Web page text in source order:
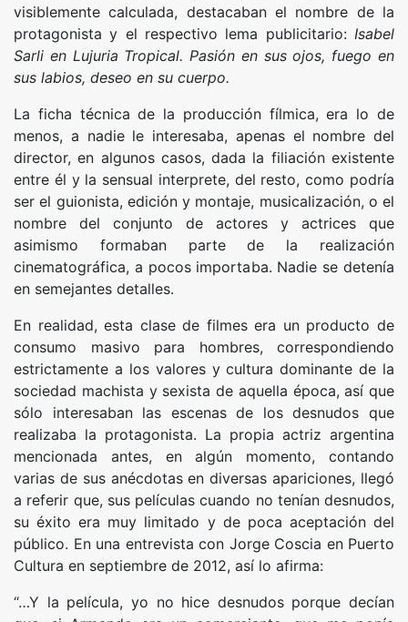
visiblemente calculada, destacaban el nombre de la
protagonista y el respectivo lema publicitario: Isabel
Sarli en Lujuria Tropical. Pasión en sus ojos, fuego en
sus labios, deseo en su cuerpo.
La ficha técnica de la producción fílmica, era lo de
menos, a nadie le interesaba, apenas el nombre del
director, en algunos casos, dada la filiación existente
entre él y la sensual interprete, del resto, como podría
ser el guionista, edición y montaje, musicalización, o el
nombre del conjunto de actores y actrices que
asimismo formaban parte de la realización
cinematográfica, a pocos importaba. Nadie se detenía
en semejantes detalles.
En realidad, esta clase de filmes era un producto de
consumo masivo para hombres, correspondiendo
estrictamente a los valores y cultura dominante de la
sociedad machista y sexista de aquella época, así que
sólo interesaban las escenas de los desnudos que
realizaba la protagonista. La propia actriz argentina
mencionada antes, en algún momento, contando
varias de sus anécdotas en diversas apariciones, llegó
a referir que, sus películas cuando no tenían desnudos,
su éxito era muy limitado y de poca aceptación del
público. En una entrevista con Jorge Coscia en Puerto
Cultura en septiembre de 2012, así lo afirma:
“…Y la película, yo no hice desnudos porque decían